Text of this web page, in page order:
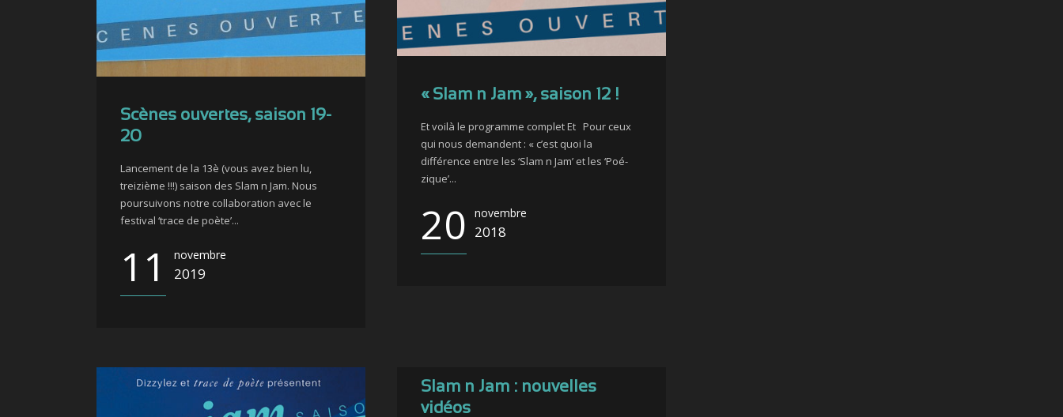
Scènes ouvertes, saison 19-
20
Lancement de la 13è (vous avez bien lu,
treizième !!!) saison des Slam n Jam. Nous
poursuivons notre collaboration avec le
festival ‘trace de poète’...
11 novembre
2019
« Slam n Jam », saison 12 !
Et voilà le programme complet Et Pour ceux
qui nous demandent : « c’est quoi la
différence entre les ‘Slam n Jam’ et les ‘Poé-
zique’...
20 novembre
2018
Slam n Jam : nouvelles
vidéos